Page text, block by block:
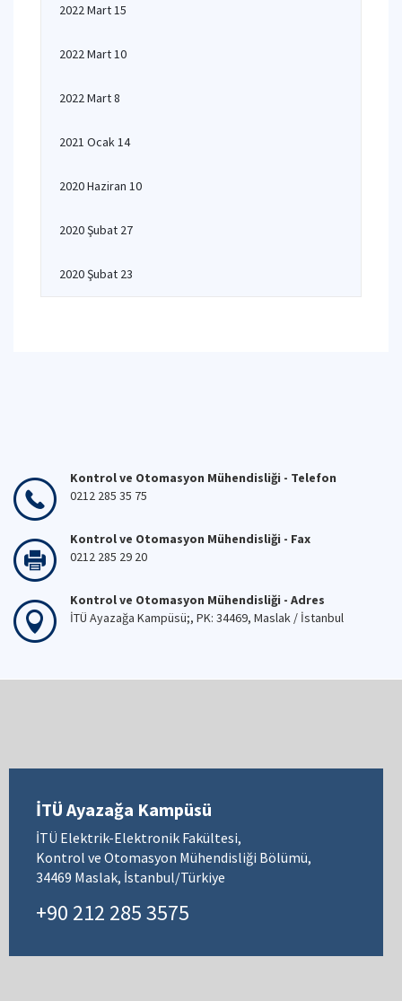
2022 Mart 15
2022 Mart 10
2022 Mart 8
2021 Ocak 14
2020 Haziran 10
2020 Şubat 27
2020 Şubat 23
Kontrol ve Otomasyon Mühendisliği - Telefon
0212 285 35 75
Kontrol ve Otomasyon Mühendisliği - Fax
0212 285 29 20
Kontrol ve Otomasyon Mühendisliği - Adres
İTÜ Ayazağa Kampüsü;, PK: 34469, Maslak / İstanbul
İTÜ Ayazağa Kampüsü
İTÜ Elektrik-Elektronik Fakültesi,
Kontrol ve Otomasyon Mühendisliği Bölümü,
34469 Maslak, İstanbul/Türkiye
+90 212 285 3575